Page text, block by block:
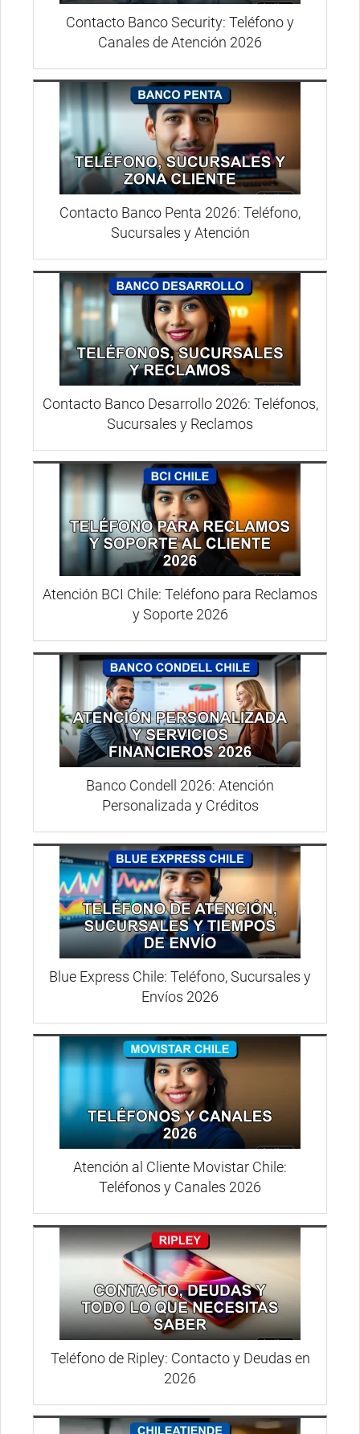
Contacto Banco Security: Teléfono y
Canales de Atención 2026
Contacto Banco Penta 2026: Teléfono,
Sucursales y Atención
Contacto Banco Desarrollo 2026: Teléfonos,
Sucursales y Reclamos
Atención BCI Chile: Teléfono para Reclamos
y Soporte 2026
Banco Condell 2026: Atención
Personalizada y Créditos
Blue Express Chile: Teléfono, Sucursales y
Envíos 2026
Atención al Cliente Movistar Chile:
Teléfonos y Canales 2026
Teléfono de Ripley: Contacto y Deudas en
2026